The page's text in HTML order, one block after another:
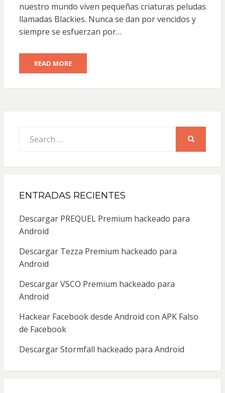
nuestro mundo viven pequeñas criaturas peludas
llamadas Blackies. Nunca se dan por vencidos y
siempre se esfuerzan por…
READ MORE
for:
ENTRADAS RECIENTES
Descargar PREQUEL Premium hackeado para
Android
Descargar Tezza Premium hackeado para
Android
Descargar VSCO Premium hackeado para
Android
Hackear Facebook desde Android con APK Falso
de Facebook
Descargar Stormfall hackeado para Android